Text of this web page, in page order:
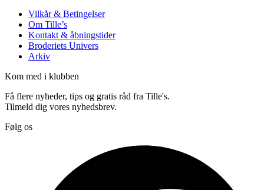
Vilkår & Betingelser
Om Tille’s
Kontakt & åbningstider
Broderiets Univers
Arkiv
Kom med i klubben
Få flere nyheder, tips og gratis råd fra Tille's.
Tilmeld dig vores nyhedsbrev.
Følg os